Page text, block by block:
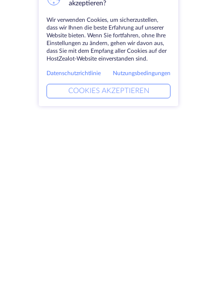
akzeptieren?
Wir verwenden Cookies, um sicherzustellen,
dass wir Ihnen die beste Erfahrung auf unserer
Website bieten. Wenn Sie fortfahren, ohne Ihre
Einstellungen zu ändern, gehen wir davon aus,
dass Sie mit dem Empfang aller Cookies auf der
HostZealot-Website einverstanden sind.
Datenschutzrichtlinie Nutzungsbedingungen
COOKIES AKZEPTIEREN